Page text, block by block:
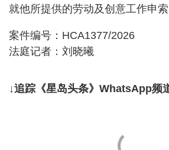
就他所提供的劳动及创意工作申索
案件编号：HCA1377/2026
法庭记者：刘晓曦
↓追踪《星岛头条》WhatsApp频